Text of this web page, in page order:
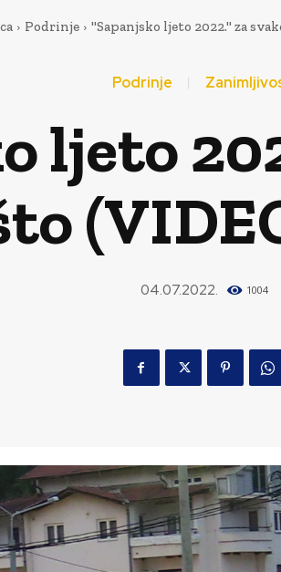
Podrinje "Sapanjsko ljeto 2022." za
Podrinje
ljeto
04.07.2022. 1004